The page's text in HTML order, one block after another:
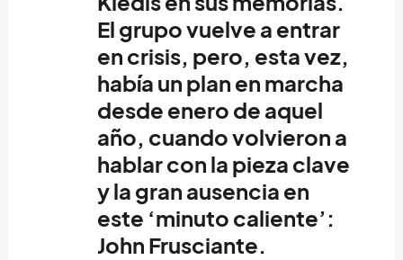
El grupo vuelve a entrar
en crisis, pero, esta vez,
había un plan en marcha
desde enero de aquel
año, cuando volvieron a
hablar con la pieza clave
y la gran ausencia en
este ‘minuto caliente’:
John Frusciante.